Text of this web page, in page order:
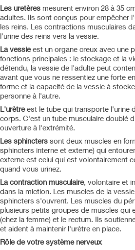
Les uretères mesurent environ 28 à 35
adultes. Ils sont conçus pour empêcher
les reins. Les contractions musculaires
l'urine des reins vers la vessie.
La vessieest un organe creux avec une
fonctions principales : le stockage et la
détendu, la vessie de l'adulte peut
avant que vous ne ressentiez une forte
forme et la capacité de la vessie à
personne à l'autre.
L'urètreest le tube qui transporte l'urine
corps. C'est un tube musculaire doublé
ouverture à l'extrémité.
Les sphincters sont deux muscles en
sphincters interne et externe) qui
externe est celui qui est volontairement
quand vous urinez.
La contraction musculaire, volontaire et
dans la miction. Les muscles de la
sphincters s'ouvrent. Les muscles du
plusieurs petits groupes de muscles qui
(chez la femme) et le rectum. Ils
et aident à maintenir l'urètre en place.
Rôle de votre système nerveux